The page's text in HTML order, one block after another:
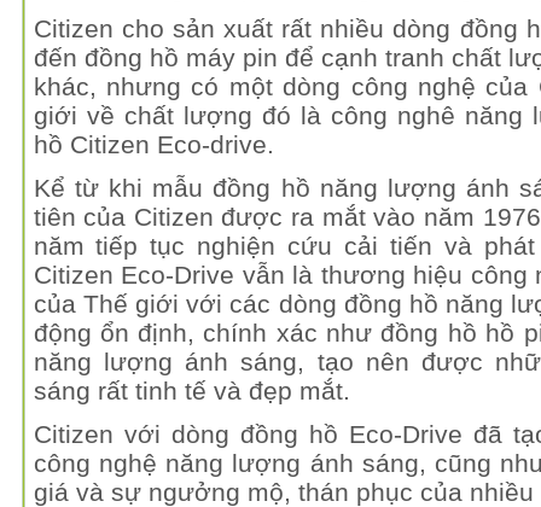
Citizen cho sản xuất rất nhiều dòng đồng
đến đồng hồ máy pin để cạnh tranh chất
khác, nhưng có một dòng công nghệ của
giới về chất lượng đó là công nghê năng
hồ Citizen Eco-drive.
Kể từ khi mẫu đồng hồ năng lượng ánh
tiên của Citizen được ra mắt vào năm
năm tiếp tục nghiện cứu cải tiến và
Citizen Eco-Drive vẫn là thương hiệu công
của Thế giới với các dòng đồng hồ năng
động ổn định, chính xác như đồng hồ hồ
năng lượng ánh sáng, tạo nên được
sáng rất tinh tế và đẹp mắt.
Citizen với dòng đồng hồ Eco-Drive đã
công nghệ năng lượng ánh sáng, cũng
giá và sự ngưởng mộ, thán phục của